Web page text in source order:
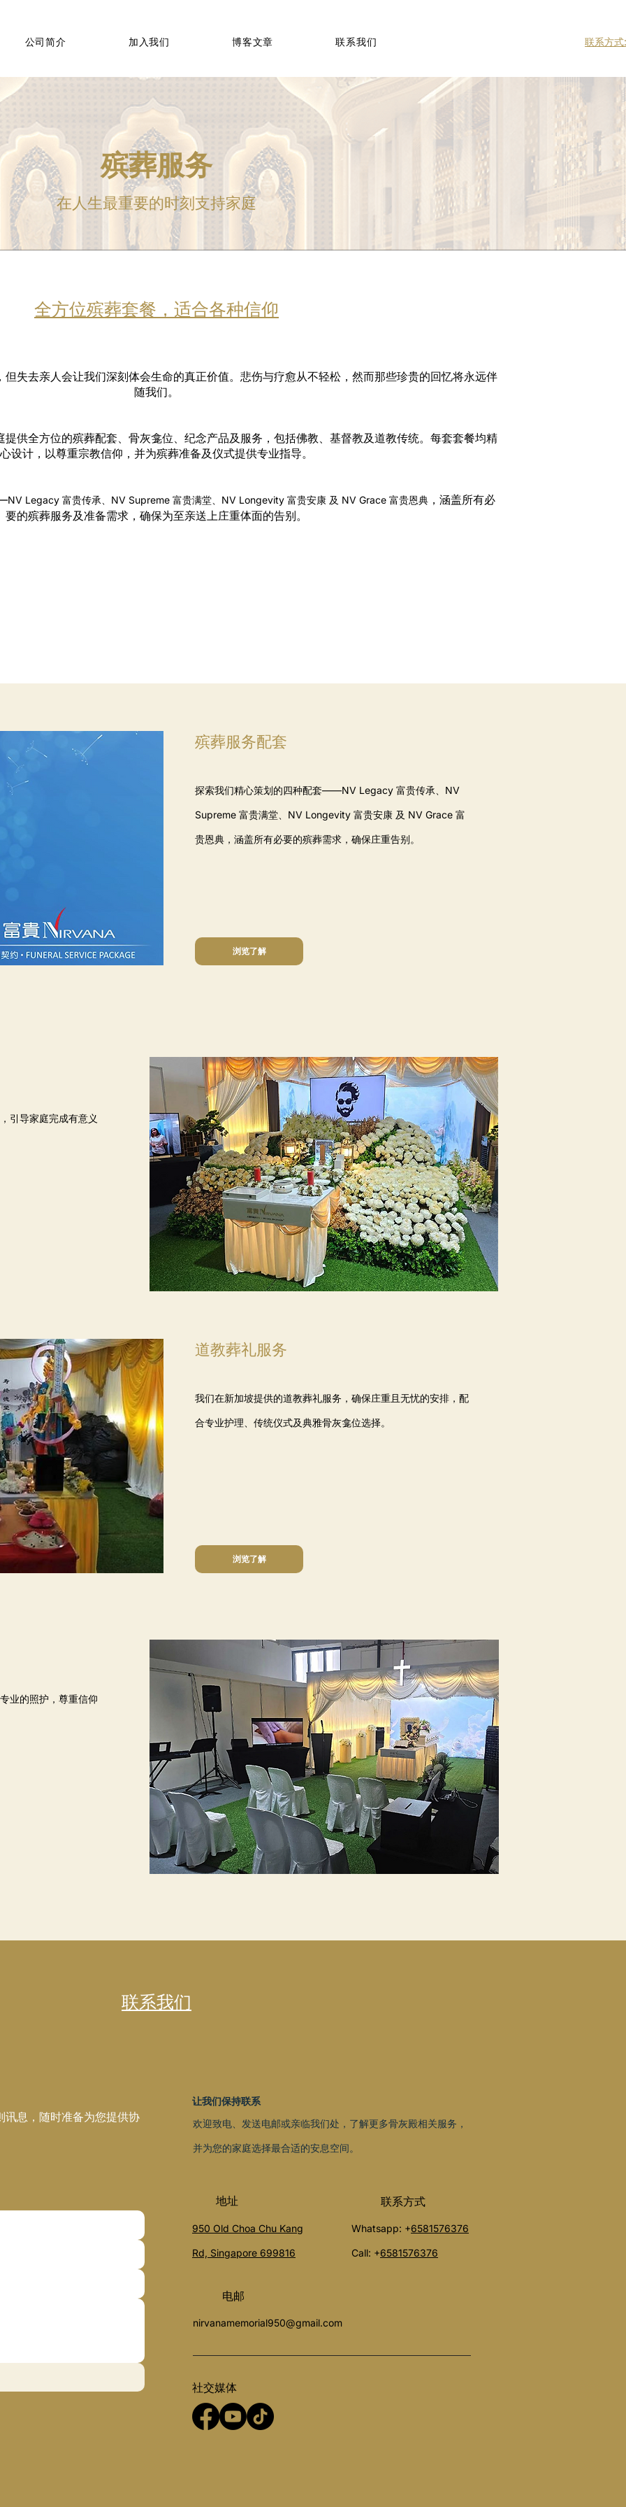
公司简介 加入我们 博客文章 联系我们 联系方
殡葬服务
在人生最重要的时刻支持家庭
全方位殡葬套餐，适合各种信仰
失去亲人会让我们深刻体会生命的真正价值。悲伤与疗愈从不轻松，然而那些珍贵的回忆将永远伴
随我们。
供全方位的殡葬配套、骨灰龛位、纪念产品及服务，包括佛教、基督教及道教传统。每套套餐均精
心设计，以尊重宗教信仰，并为殡葬准备及仪式提供专业指导。
NV Legacy 富贵传承、NV Supreme 富贵满堂、NV Longevity 富贵安康 及 NV Grace 富贵恩典 ，涵盖所有必
要的殡葬服务及准备需求，确保为至亲送上庄重体面的告别。
殡葬服务配套
探索我们精心策划的四种配套——NV Legacy 富贵传承、NV
Supreme 富贵满堂、NV Longevity 富贵安康 及 NV Grace 富
贵恩典，涵盖所有必要的殡葬需求，确保庄重告别。
浏览了解
引导家庭完成有意义
道教葬礼服务
我们在新加坡提供的道教葬礼服务，确保庄重且无忧的安排，配
合专业护理、传统仪式及典雅骨灰龛位选择。
浏览了解
业的照护，尊重信仰
联系我们
讯息，随时准备为您提供协
让我们保持联系
欢迎致电、发送电邮或亲临我们处，了解更多骨灰殿相关服务，
并为您的家庭选择最合适的安息空间。
​地址
950 Old Choa Chu Kang
Rd, Singapore 699816
​电邮
​联系方式
Whatsapp: +6581576376
Call: +6581576376
nirvanamemorial950@gmail.com
社交媒体